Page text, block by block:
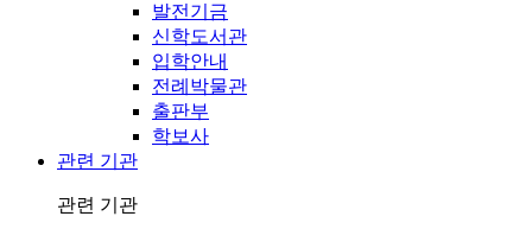
발전기금
신학도서관
입학안내
전례박물관
출판부
학보사
관련 기관
관련 기관